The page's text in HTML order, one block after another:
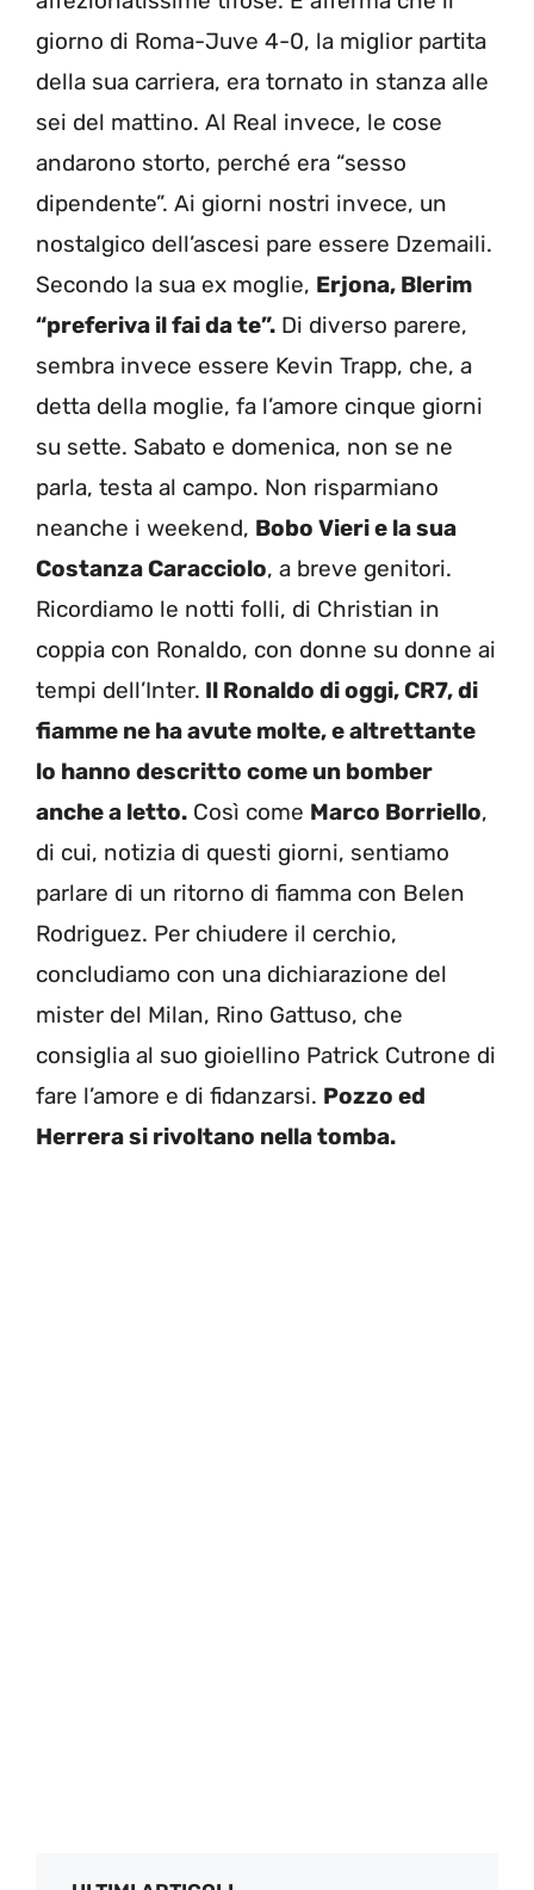
giorno di Roma-Juve 4-0, la miglior partita
della sua carriera, era tornato in stanza alle
sei del mattino. Al Real invece, le cose
andarono storto, perché era “sesso
dipendente”. Ai giorni nostri invece, un
nostalgico dell’ascesi pare essere Dzemaili.
Secondo la sua ex moglie, Erjona, Blerim
“preferiva il fai da te”. Di diverso parere,
sembra invece essere Kevin Trapp, che, a
detta della moglie, fa l’amore cinque giorni
su sette. Sabato e domenica, non se ne
parla, testa al campo. Non risparmiano
neanche i weekend, Bobo Vieri e la sua
Costanza Caracciolo, a breve genitori.
Ricordiamo le notti folli, di Christian in
coppia con Ronaldo, con donne su donne ai
tempi dell’Inter. Il Ronaldo di oggi, CR7, di
fiamme ne ha avute molte, e altrettante
lo hanno descritto come un bomber
anche a letto. Così come Marco Borriello,
di cui, notizia di questi giorni, sentiamo
parlare di un ritorno di fiamma con Belen
Rodriguez. Per chiudere il cerchio,
concludiamo con una dichiarazione del
mister del Milan, Rino Gattuso, che
consiglia al suo gioiellino Patrick Cutrone di
fare l’amore e di fidanzarsi. Pozzo ed
Herrera si rivoltano nella tomba.